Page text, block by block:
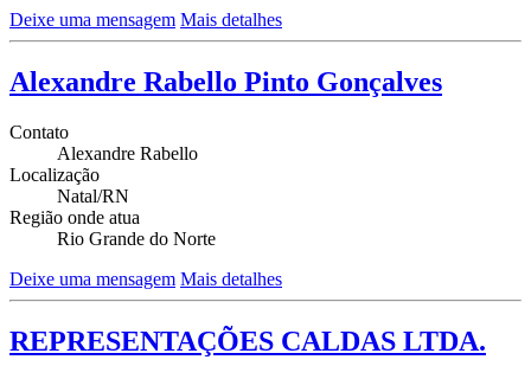
Deixe uma mensagem Mais detalhes
Alexandre Rabello Pinto Gonçalves
Contato
Alexandre Rabello
Localização
Natal/RN
Região onde atua
Rio Grande do Norte
Deixe uma mensagem Mais detalhes
REPRESENTAÇÕES CALDAS LTDA.